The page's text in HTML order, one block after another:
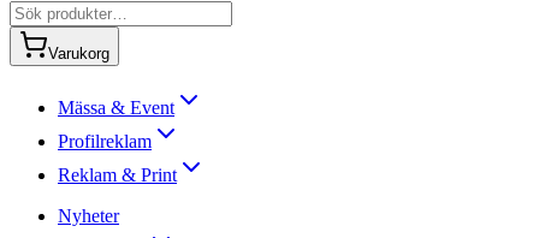
Varukorg
Mässa & Event
Profilreklam
Reklam & Print
Nyheter